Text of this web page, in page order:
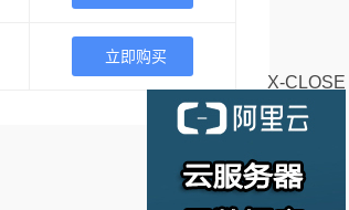
X-CLOSE
立即购买